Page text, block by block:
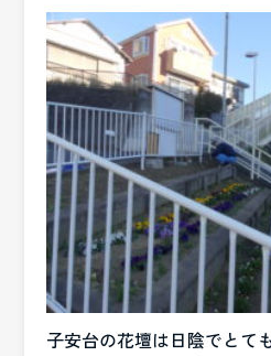
子安台の花壇は日陰でとて